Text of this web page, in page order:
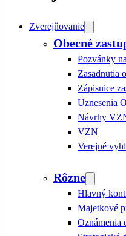
Zverejňovanie
Obecné
Pozvánky
Zasadnutia
Zápisnice
Uznesenia
Návrhy
VZN
Verejné
Rôzne
Hlavný
Majetkové
Oznámenia